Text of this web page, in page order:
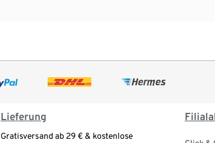
Lieferung
Gratisversand ab 29 € & kostenlose